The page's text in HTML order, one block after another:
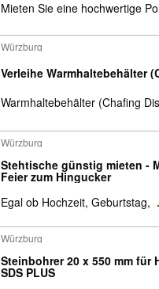
Mieten Sie eine hochwertige Po
Würzburg
Verleihe Warmhaltebehälter
Warmhaltebehälter (Chafing Dis
Würzburg
Stehtische günstig mieten -
Feier zum Hingucker
Egal ob Hochzeit, Geburtstag,
Würzburg
Steinbohrer 20 x 550 mm für
SDS PLUS